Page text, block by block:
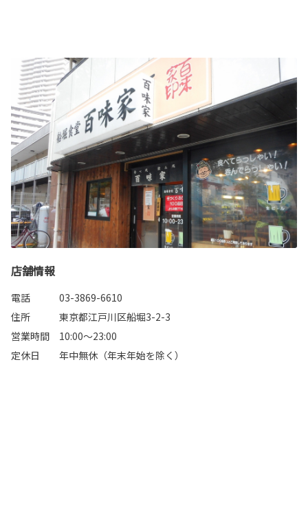
店舗情報
電話 03-3869-6610
住所 東京都江戸川区船堀3-2-3
営業時間 10:00～23:00
定休日 年中無休（年末年始を除く）